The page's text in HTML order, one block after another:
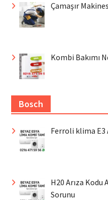
Çamaşır
Kombi Bakımı
Bosch
Ferroli klima E3
H20 Arıza
Sorunu